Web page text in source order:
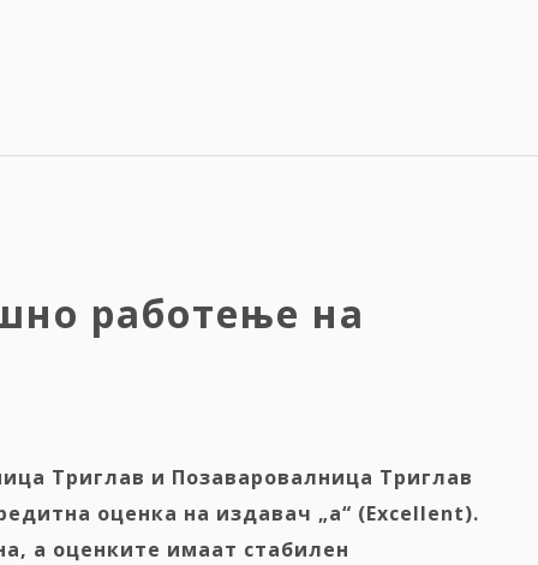
работење на
Триглав и Позаваровалница Триглав
оценка на издавач „a“ (Excellent).
, а оценките имаат стабилен